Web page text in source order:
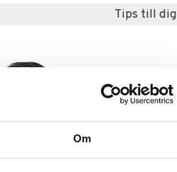
Om
Tips till dig